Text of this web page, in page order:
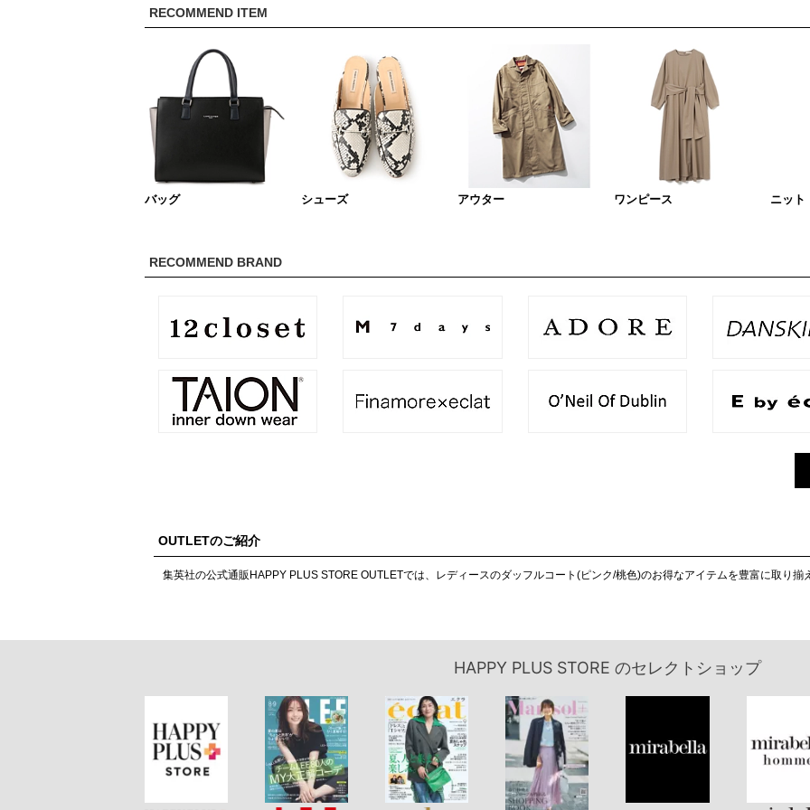
RECOMMEND ITEM
バッグ シューズ アウター ワンピース ニット
RECOMMEND BRAND
OUTLETのご紹介
集英社の公式通販HAPPY PLUS STORE OUTLETでは、レディースのダッフルコート(ピンク/桃色)のお得なアイテムを豊富に取り揃
HAPPY PLUS STORE のセレクトショップ